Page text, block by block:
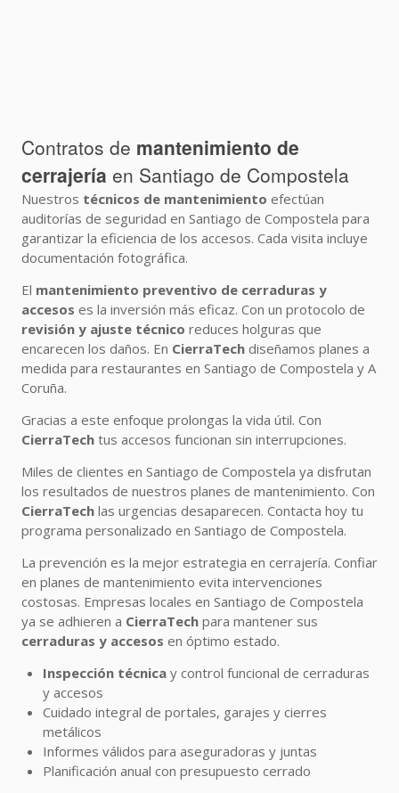
Contratos de mantenimiento de
cerrajería en Santiago de Compostela
Nuestros técnicos de mantenimiento efectúan
auditorías de seguridad en Santiago de Compostela para
garantizar la eficiencia de los accesos. Cada visita incluye
documentación fotográfica.
El mantenimiento preventivo de cerraduras y
accesos es la inversión más eficaz. Con un protocolo de
revisión y ajuste técnico reduces holguras que
encarecen los daños. En CierraTech diseñamos planes a
medida para restaurantes en Santiago de Compostela y A
Coruña.
Gracias a este enfoque prolongas la vida útil. Con
CierraTech tus accesos funcionan sin interrupciones.
Miles de clientes en Santiago de Compostela ya disfrutan
los resultados de nuestros planes de mantenimiento. Con
CierraTech las urgencias desaparecen. Contacta hoy tu
programa personalizado en Santiago de Compostela.
La prevención es la mejor estrategia en cerrajería. Confiar
en planes de mantenimiento evita intervenciones
costosas. Empresas locales en Santiago de Compostela
ya se adhieren a CierraTech para mantener sus
cerraduras y accesos en óptimo estado.
Inspección técnica y control funcional de cerraduras
y accesos
Cuidado integral de portales, garajes y cierres
metálicos
Informes válidos para aseguradoras y juntas
Planificación anual con presupuesto cerrado